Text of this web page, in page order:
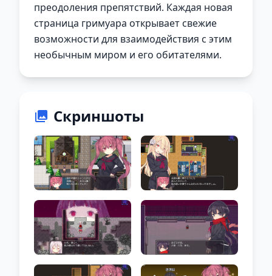
преодоления препятствий. Каждая новая
страница гримуара открывает свежие
возможности для взаимодействия с этим
необычным миром и его обитателями.
Скриншоты